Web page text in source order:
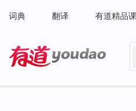
词典 翻译 有道精品课